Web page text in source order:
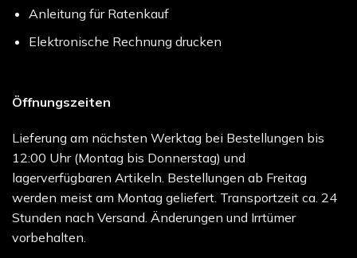
Anleitung für Ratenkauf
Elektronische Rechnung drucken
Öffnungszeiten
Lieferung am nächsten Werktag bei Bestellungen bis
12:00 Uhr (Montag bis Donnerstag) und
lagerverfügbaren Artikeln. Bestellungen ab Freitag
werden meist am Montag geliefert. Transportzeit ca. 24
Stunden nach Versand. Änderungen und Irrtümer
vorbehalten.